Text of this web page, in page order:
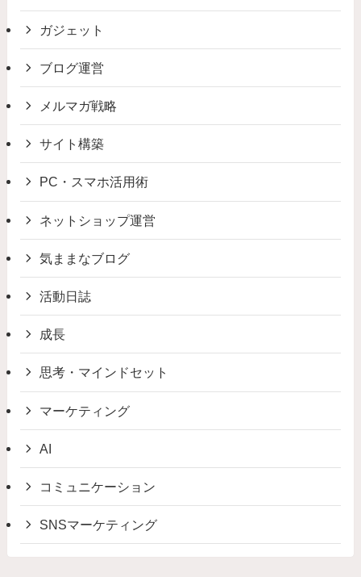
ガジェット
ブログ運営
メルマガ戦略
サイト構築
PC・スマホ活用術
ネットショップ運営
気ままなブログ
活動日誌
成長
思考・マインドセット
マーケティング
AI
コミュニケーション
SNSマーケティング